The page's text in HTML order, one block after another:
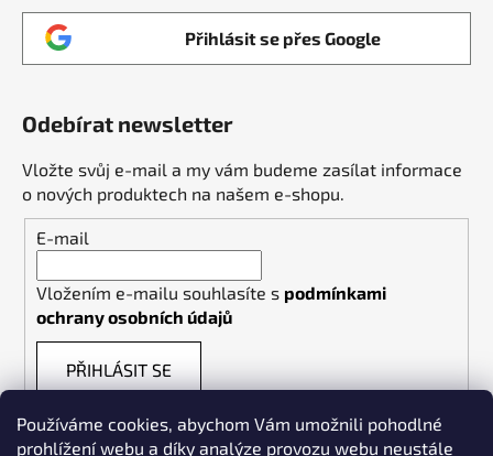
Používáme cookies, abychom Vám umožnili pohodlné
prohlížení webu a díky analýze provozu webu neustále
Přihlásit se přes Google
Odebírat newsletter
Vložte svůj e-mail a my vám budeme zasílat informace
o nových produktech na našem e-shopu.
E-mail
Vložením e-mailu souhlasíte s podmínkami
ochrany osobních údajů
PŘIHLÁSIT SE